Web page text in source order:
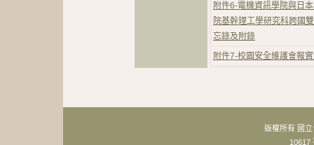
附件6-電機資訊學院與日
院基幹理工學研究科跨國
忘錄及附錄
附件7-校園安全維護會報
版權所有 國
10617